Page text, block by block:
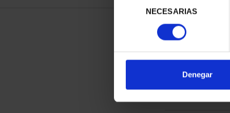
consentimiento
NECESARIAS
Denegar
ORDENAR POR: